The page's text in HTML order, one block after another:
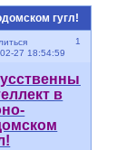
гугл!
1
27 18:54:59
в